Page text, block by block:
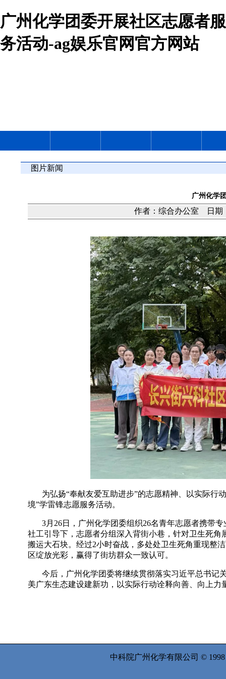
广州化学团委开展社区志愿者服
务活动-ag娱乐官网官方网站
图片新闻
广州化学
作者：综合办公室 日
为弘扬“奉献友爱互助进步”的志愿精神、以实际行
境”学雷锋志愿服务活动。
3月 26日，广州化学团委组织26名青年志愿者携带
社工引导下，志愿者分组深入背街小巷，针对卫生死
搬运大石块。经过2小时奋战，多处处卫生死角重现整
区绽放光彩，赢得了街坊群众一致认可。
今后，广州化学团委将继续贯彻落实习近平总书记
美广东生态建设建新功，以实际行动诠释向善、向上力
中科院广州化学有限公司 ©